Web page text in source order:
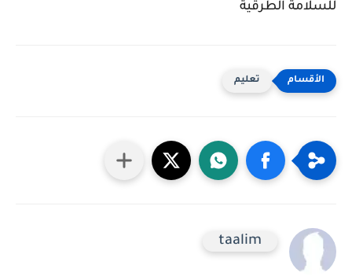
للسلامة الطرقية
تعليم
taalim